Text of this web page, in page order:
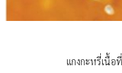
แกงกะหรี่เนื้อ